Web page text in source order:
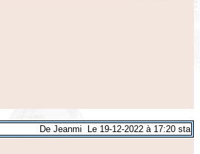
De Jeanmi Le 19-12-2022 à 17:20 sta